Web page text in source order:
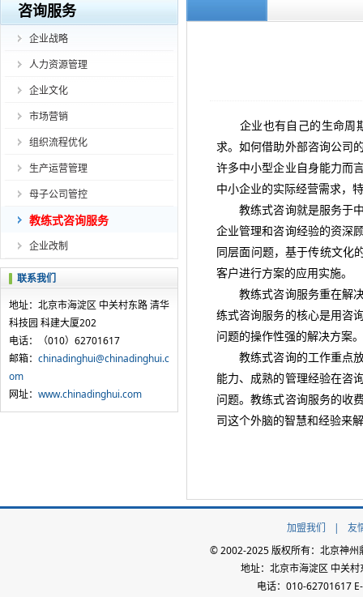
咨询服务
企业战略
人力资源管理
企业文化
市场营销
组织流程优化
生产运营管理
母子公司管控
教练式咨询服务
企业改制
联系我们
地址：北京市海淀区 中关村东路 清华
科技园 科建大厦202
电话：（010）62701617
邮箱： chinadinghui@chinadinghui.c
om
网址： www.chinadinghui.com
企业也有自己的生命周期
求。如何借助外部咨询公司
许多中小型企业自身能力而
中小企业的实际经营需求，
教练式咨询就是服务于中
企业管理和咨询经验的资深
同层面问题，基于传统文化
客户进行方案的应用实施。
教练式咨询服务重在解决
练式咨询服务的核心是用咨
问题的操作性强的解决方案。
教练式咨询的工作重点放
能力、成熟的管理经验在咨
问题。教练式咨询服务的收
司这个外脑的智慧和经验来
加盟我们 |
友
© 2002-2025 版权所有：北京神
地址：北京市海淀区 中关
电话：010-62701617